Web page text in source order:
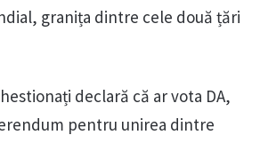
granița dintre cele două țări
declară că ar vota DA,
pentru unirea dintre